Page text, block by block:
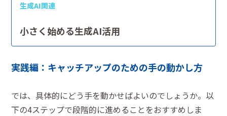
生成AI関連
小さく始める生成AI活用
実践編：キャッチアップのための手の動かし方
では、具体的にどう手を動かせばよいのでしょうか。以
下の4ステップで段階的に進めることをおすすめしま